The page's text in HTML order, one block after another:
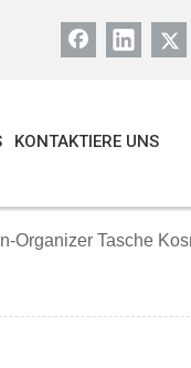
KONTAKTIERE UNS
Organizer Tasche